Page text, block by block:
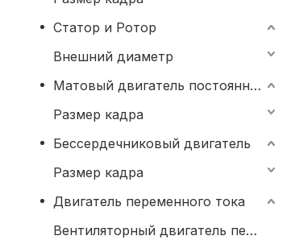
Статор и Ротор
Внешний диаметр
Матовый двигатель постоянного тока
Размер кадра
Бессердечниковый двигатель
Размер кадра
Двигатель переменного тока
Вентиляторный двигатель переменного тока